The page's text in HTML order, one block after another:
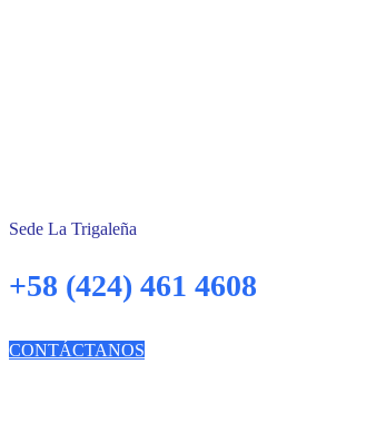
Sede La Trigaleña
+58 (424) 461 4608
CONTÁCTANOS